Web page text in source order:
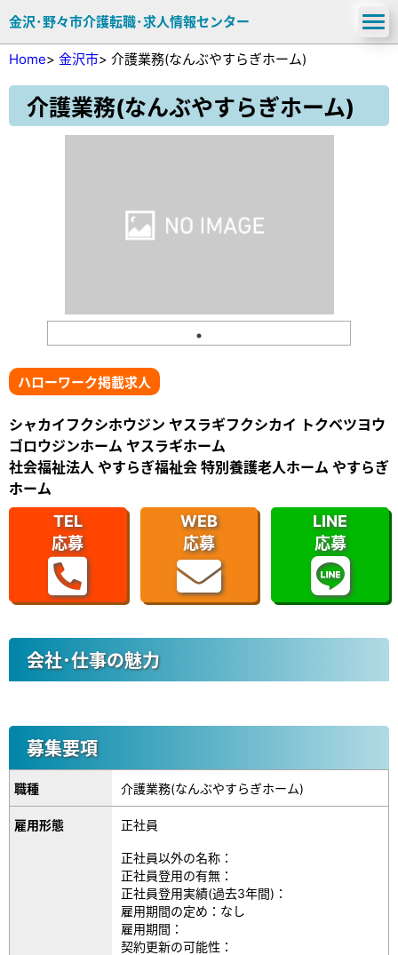
金沢･野々市介護転職･求人情報センター
Home> 金沢市> 介護業務(なんぶやすらぎホーム)
介護業務(なんぶやすらぎホーム)
ハローワーク掲載求人
シャカイフクシホウジン ヤスラギフクシカイ トクベツヨウ
ゴロウジンホーム ヤスラギホーム
社会福祉法人 やすらぎ福祉会 特別養護老人ホーム やすらぎ
ホーム
TEL
応募
WEB
応募
LINE
応募
会社･仕事の魅力
募集要項
職種 介護業務(なんぶやすらぎホーム)
雇用形態 正社員
正社員以外の名称：
正社員登用の有無：
正社員登用実績(過去3年間)：
雇用期間の定め：なし
雇用期間：
契約更新の可能性：